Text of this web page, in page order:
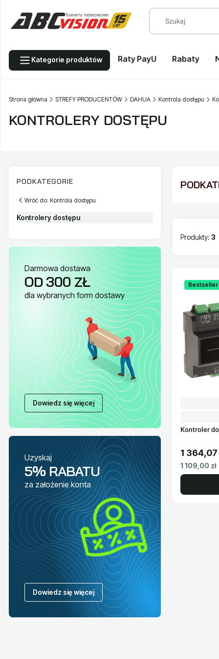
Kategorie produktów Raty PayU Rabaty
Strona główna STREFY PRODUCENTÓW DAHUA Kontrola dostępu
KONTROLERY DOSTĘPU
PODKATEGORIE
Wróć do: Kontrola dostępu
Kontrolery dostępu
Darmowa dostawa
OD 300 ZŁ
dla wybranych form dostawy
Dowiedz się więcej
Uzyskaj
5% RABATU
za założenie konta
Dowiedz się więcej
Produkty: 3
Bestseller
Kontroler
Cena
1 364,07
Cena netto
1 109,00 zł